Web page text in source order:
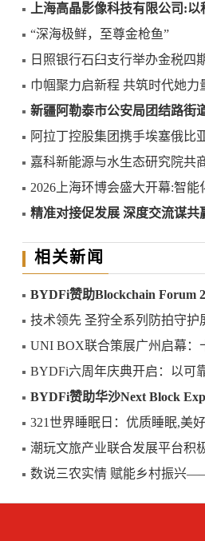
上海高晶影像科技有限公司:
牌
“深海极鲜，至尊金枪鱼”
日照银行石臼支行举办金税四
微企业合规发展
巾帼聚力启新程 共筑时代她
次组委会筹备会圆满举办
新疆阿勒泰市公安局团结路街
工作法 打造新时代“枫”景线
阿拉丁控股集团携手埃塞俄比
作新篇章
嘉科新能源与水生态研究院共
2026上海环博会盛大开幕:智
精准对接促发展 深度交流谋共
相关新闻
BYDFi赞助Blockchain Forum
生态
技术领先 圣狩全系列防拍守护
UNI BOX联合策展广州启幕：
“人与自然和谐共生”产业密码
BYDFi六周年庆典开启：以可
阶段
BYDFi赞助华沙Next Block
洲影响力
321世界睡眠日：优质睡眠,美
力全民睡眠健康
潮玩文旅产业联合发展平台积
业对接
数说三农实情 赋能乡村振兴